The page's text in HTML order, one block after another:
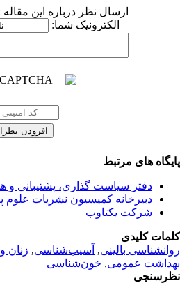
ارسال نظر درباره این مقاله
الکترونیک شما:
های مرتبط
دفتر سیاست گذاری، پشتیبانی و
دبیرخانه کمیسیون نشریات علوم
شرکت یکتاوب
کلیدی
بالینی, آسیب‌شناسی, زنان و
عمومی, خون‌شناسی